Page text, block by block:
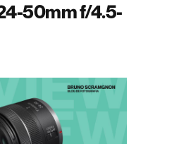
50mm f/4.5-